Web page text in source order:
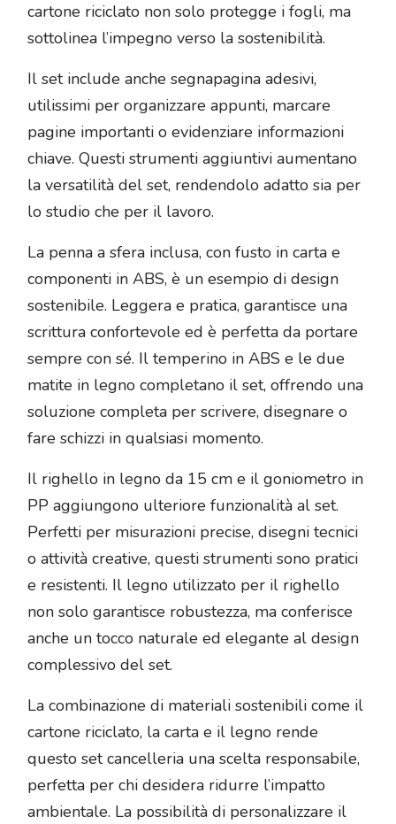
cartone riciclato non solo protegge i fogli, ma
sottolinea l’impegno verso la sostenibilità.
Il set include anche segnapagina adesivi,
utilissimi per organizzare appunti, marcare
pagine importanti o evidenziare informazioni
chiave. Questi strumenti aggiuntivi aumentano
la versatilità del set, rendendolo adatto sia per
lo studio che per il lavoro.
La penna a sfera inclusa, con fusto in carta e
componenti in ABS, è un esempio di design
sostenibile. Leggera e pratica, garantisce una
scrittura confortevole ed è perfetta da portare
sempre con sé. Il temperino in ABS e le due
matite in legno completano il set, offrendo una
soluzione completa per scrivere, disegnare o
fare schizzi in qualsiasi momento.
Il righello in legno da 15 cm e il goniometro in
PP aggiungono ulteriore funzionalità al set.
Perfetti per misurazioni precise, disegni tecnici
o attività creative, questi strumenti sono pratici
e resistenti. Il legno utilizzato per il righello
non solo garantisce robustezza, ma conferisce
anche un tocco naturale ed elegante al design
complessivo del set.
La combinazione di materiali sostenibili come il
cartone riciclato, la carta e il legno rende
questo set cancelleria una scelta responsabile,
perfetta per chi desidera ridurre l’impatto
ambientale. La possibilità di personalizzare il